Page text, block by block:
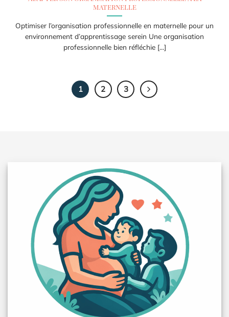
maternelle
Optimiser l’organisation professionnelle en maternelle pour un
environnement d’apprentissage serein Une organisation
professionnelle bien réfléchie [...]
1 2 3